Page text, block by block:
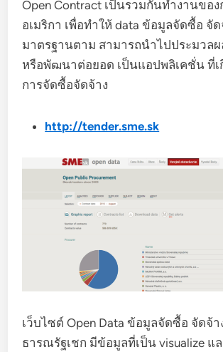
Open Contract เป็นรวมกันทำงานของ
อเมริกา เพื่อทำให้ data ข้อมูลจัดซื้อ จัด
มาตรฐานตาม สามารถนำไปประมวล
หรือพัฒนาต่อยอด เป็นแอปพลิเคชั่น ที่เ
การจัดซื้อจัดจ้าง
http://tender.sme.sk
เว็บไซต์ Open Data ข้อมูลจัดซื้อ จัดจ้า
ธารณรัฐเชก มีข้อมูลที่เป็น visualize แ